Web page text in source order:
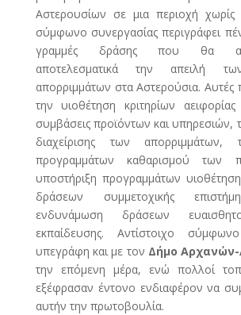
Αστερουσίων σε μια περιοχή χωρίς
σύμφωνο συνεργασίας περιγράφει
γραμμές δράσης που θα
αποτελεσματικά την απειλή
απορριμμάτων στα Αστερούσια. Αυτές
την υιοθέτηση κριτηρίων αειφορίας
συμβάσεις προϊόντων και υπηρεσιών,
διαχείρισης των απορριμμάτων,
προγραμμάτων καθαρισμού των
υποστήριξη προγραμμάτων
δράσεων συμμετοχικής
ενδυνάμωση δράσεων
εκπαίδευσης. Αντίστοιχο
υπεγράφη και με τον Δήμο
την επόμενη μέρα, ενώ πολλοί
εξέφρασαν έντονο ενδιαφέρον να
αυτήν την πρωτοβουλία.